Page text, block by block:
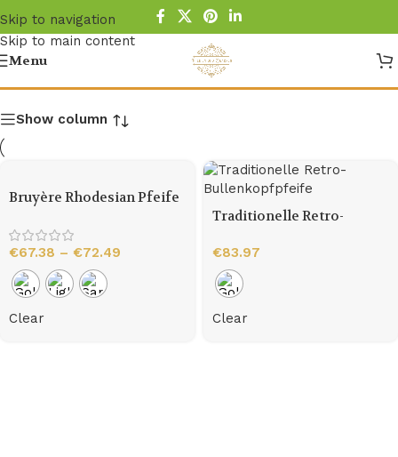
Skip to navigation
Skip to main content
Menu
Rhodesian Pfeifen
Show column
Bruyère Rhodesian Pfeife
€67.38 – €72.49
Clear
Traditionelle Retro-
€83.97
Clear